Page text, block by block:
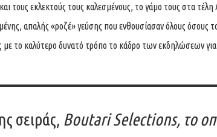
τους εκλεκτούς τους καλεσμένους, το γάμο τους στα
απαλής «ροζέ» γεύσης που ενθουσίασαν όλους όσους το
το καλύτερο δυνατό τρόπο το κάδρο των εκδηλώσεων
σειράς, Βoutari Selections, το